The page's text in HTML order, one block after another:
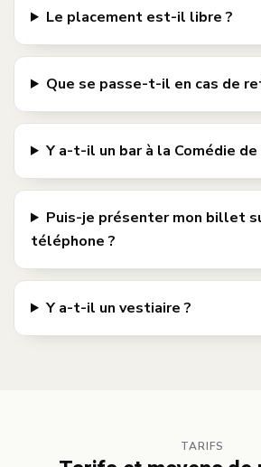
Le placement est-il libre ?
Que se passe-t-il en cas de
Y a-t-il un bar à la Comédie de
Puis-je présenter mon billet
téléphone ?
Y a-t-il un vestiaire ?
TARIFS